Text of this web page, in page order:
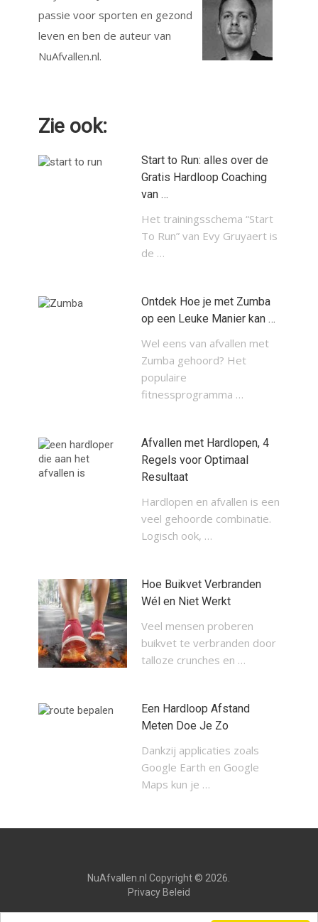
passie voor sporten en gezond
leven en ben de auteur van
NuAfvallen.nl.
Zie ook:
Start to Run: alles over de
Gratis Hardloop Coaching
van …
Het trainingsschema “Start
To Run” van Evy Gruyaert is
de …
Ontdek Hoe je met Zumba
op een Leuke Manier kan …
Wel eens van afvallen met
Zumba gehoord? Het
populaire
fitnessprogramma …
Afvallen met Hardlopen, 4
Regels voor Optimaal
Resultaat
Hardlopen en afvallen is een
veel gehoorde combinatie.
Logisch ook, …
Hoe Buikvet Verbranden
Wél en Niet Werkt
Veel mensen proberen
buikvet te verbranden door
talloze crunches en …
Een Hardloop Afstand
Meten Doe Je Zo
Dankzij applicaties zoals
Google Earth en Google
Maps kun je …
NuAfvallen.nl Copyright © 2026.
Privacy Beleid